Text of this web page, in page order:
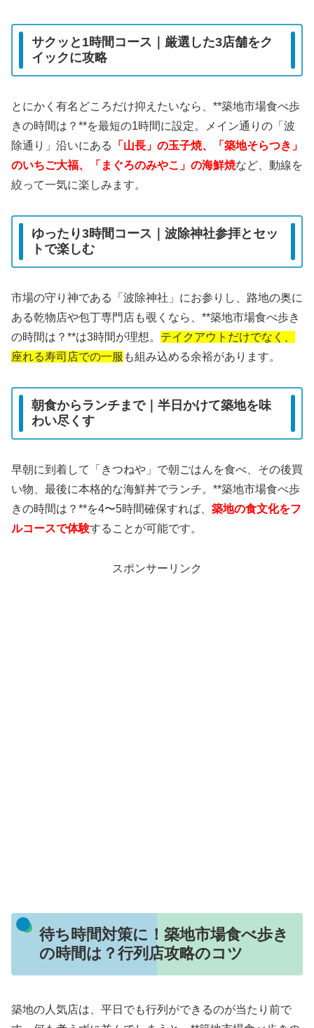
サクッと1時間コース｜厳選した3店舗をク
イックに攻略
とにかく有名どころだけ抑えたいなら、**築地市場食べ歩
きの時間は？**を最短の1時間に設定。メイン通りの「波
除通り」沿いにある
「山長」の玉子焼、「築地そらつき」
のいちご大福、「まぐろのみやこ」の海鮮焼など、動線を
絞って一気に楽しみます。
ゆったり3時間コース｜波除神社参拝とセッ
トで楽しむ
市場の守り神である「波除神社」にお参りし、路地の奥に
ある乾物店や包丁専門店も覗くなら、**築地市場食べ歩き
の時間は？**は3時間が理想。 テイクアウトだけでなく、
座れる寿司店での一服 も組み込める余裕があります。
朝食からランチまで｜半日かけて築地を味
わい尽くす
早朝に到着して「きつねや」で朝ごはんを食べ、その後買
い物、最後に本格的な海鮮丼でランチ。**築地市場食べ歩
きの時間は？**を4〜5時間確保すれば、 築地の食文化をフ
ルコースで体験することが可能です。
スポンサーリンク
待ち時間対策に！築地市場食べ歩き
の時間は？行列店攻略のコツ
築地の人気店は、平日でも行列ができるのが当たり前で